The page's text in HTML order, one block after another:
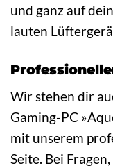
und ganz auf
lauten
Wir stehen dir
Gaming-PC
mit unserem
Seite. Bei